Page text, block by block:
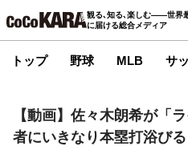
観る､知る､楽しむ――世界
に届ける総合メディア
トップ 野球 MLB サ
【動画】佐々木朗希が「
者にいきなり本塁打浴びる